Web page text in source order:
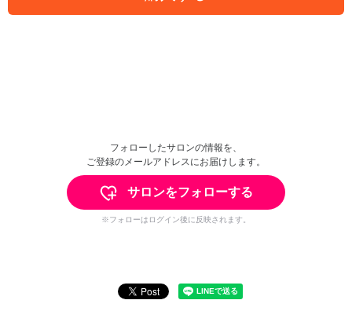
フォローしたサロンの情報を、
ご登録のメールアドレスにお届けします。
サロンをフォローする
※フォローはログイン後に反映されます。